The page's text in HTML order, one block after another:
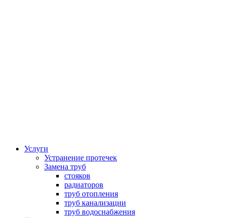
Услуги
Устранение протечек
Замена труб
стояков
радиаторов
труб отопления
труб канализации
труб водоснабжения